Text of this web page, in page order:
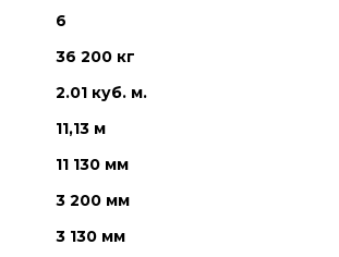
6
36 200 кг
2.01 куб. м.
11,13 м
11 130 мм
3 200 мм
3 130 мм